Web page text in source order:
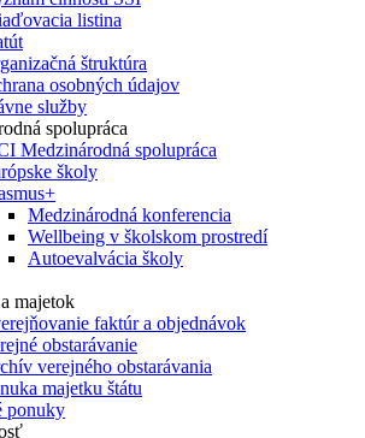
listina
štruktúra
osobných údajov
služby
spolupráca
Medzinárodná spolupráca
školy
Medzinárodná konferencia
Wellbeing v školskom prostredí
Autoevalvácia školy
majetok
faktúr a objednávok
obstarávanie
verejného obstarávania
majetku štátu
ponuky